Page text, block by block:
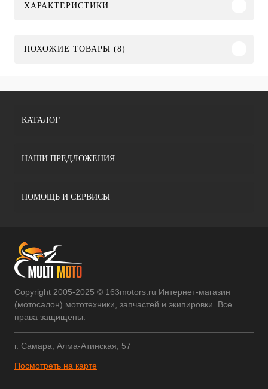
ХАРАКТЕРИСТИКИ
ПОХОЖИЕ ТОВАРЫ (8)
КАТАЛОГ
НАШИ ПРЕДЛОЖЕНИЯ
ПОМОЩЬ И СЕРВИСЫ
Copyright 2005-2025 © 163motors.ru Интернет-магазин
(мотосалон) мототехники, запчастей и экипировки. Все
права защищены.
г. Самара, Алма-Атинская, 57
Посмотреть на карте